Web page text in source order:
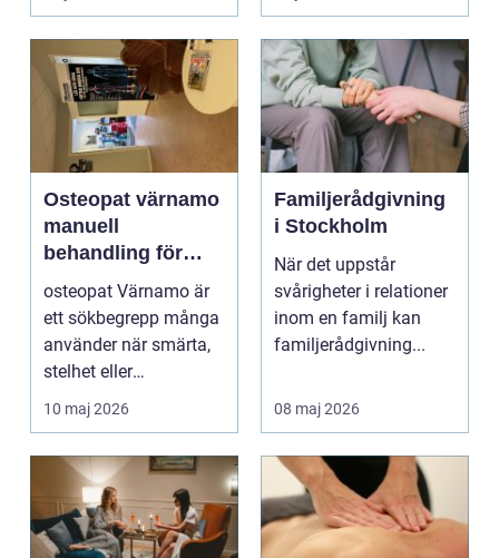
och...
Osteopat värnamo
manuell
behandling för
minskad smärta
och Ökad rörlighet
osteopat Värnamo är
ett sökbegrepp många
använder när smärta,
stelhet eller
återkommande värk
börjar...
10 maj 2026
Familjerådgivning
i Stockholm
När det uppstår
svårigheter i relationer
inom en familj kan
familjerådgivning...
08 maj 2026